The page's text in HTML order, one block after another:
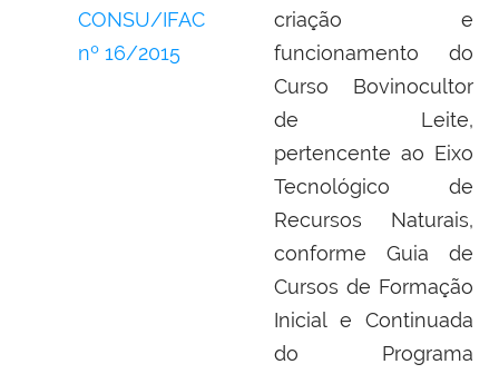
CONSU/IFAC
nº 16/2015
criação e
funcionamento do
Curso Bovinocultor
de Leite,
pertencente ao Eixo
Tecnológico de
Recursos Naturais,
conforme Guia de
Cursos de Formação
Inicial e Continuada
do Programa